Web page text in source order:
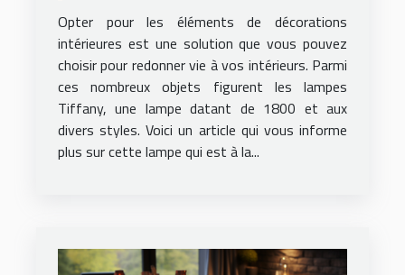
Opter pour les éléments de décorations
intérieures est une solution que vous pouvez
choisir pour redonner vie à vos intérieurs. Parmi
ces nombreux objets figurent les lampes
Tiffany, une lampe datant de 1800 et aux
divers styles. Voici un article qui vous informe
plus sur cette lampe qui est à la...